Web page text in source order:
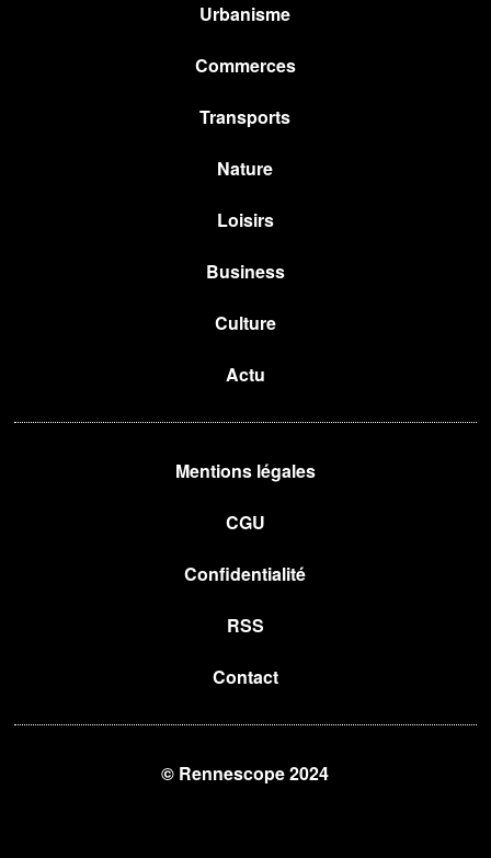
Urbanisme
Commerces
Transports
Nature
Loisirs
Business
Culture
Actu
Mentions légales
CGU
Confidentialité
RSS
Contact
© Rennescope 2024